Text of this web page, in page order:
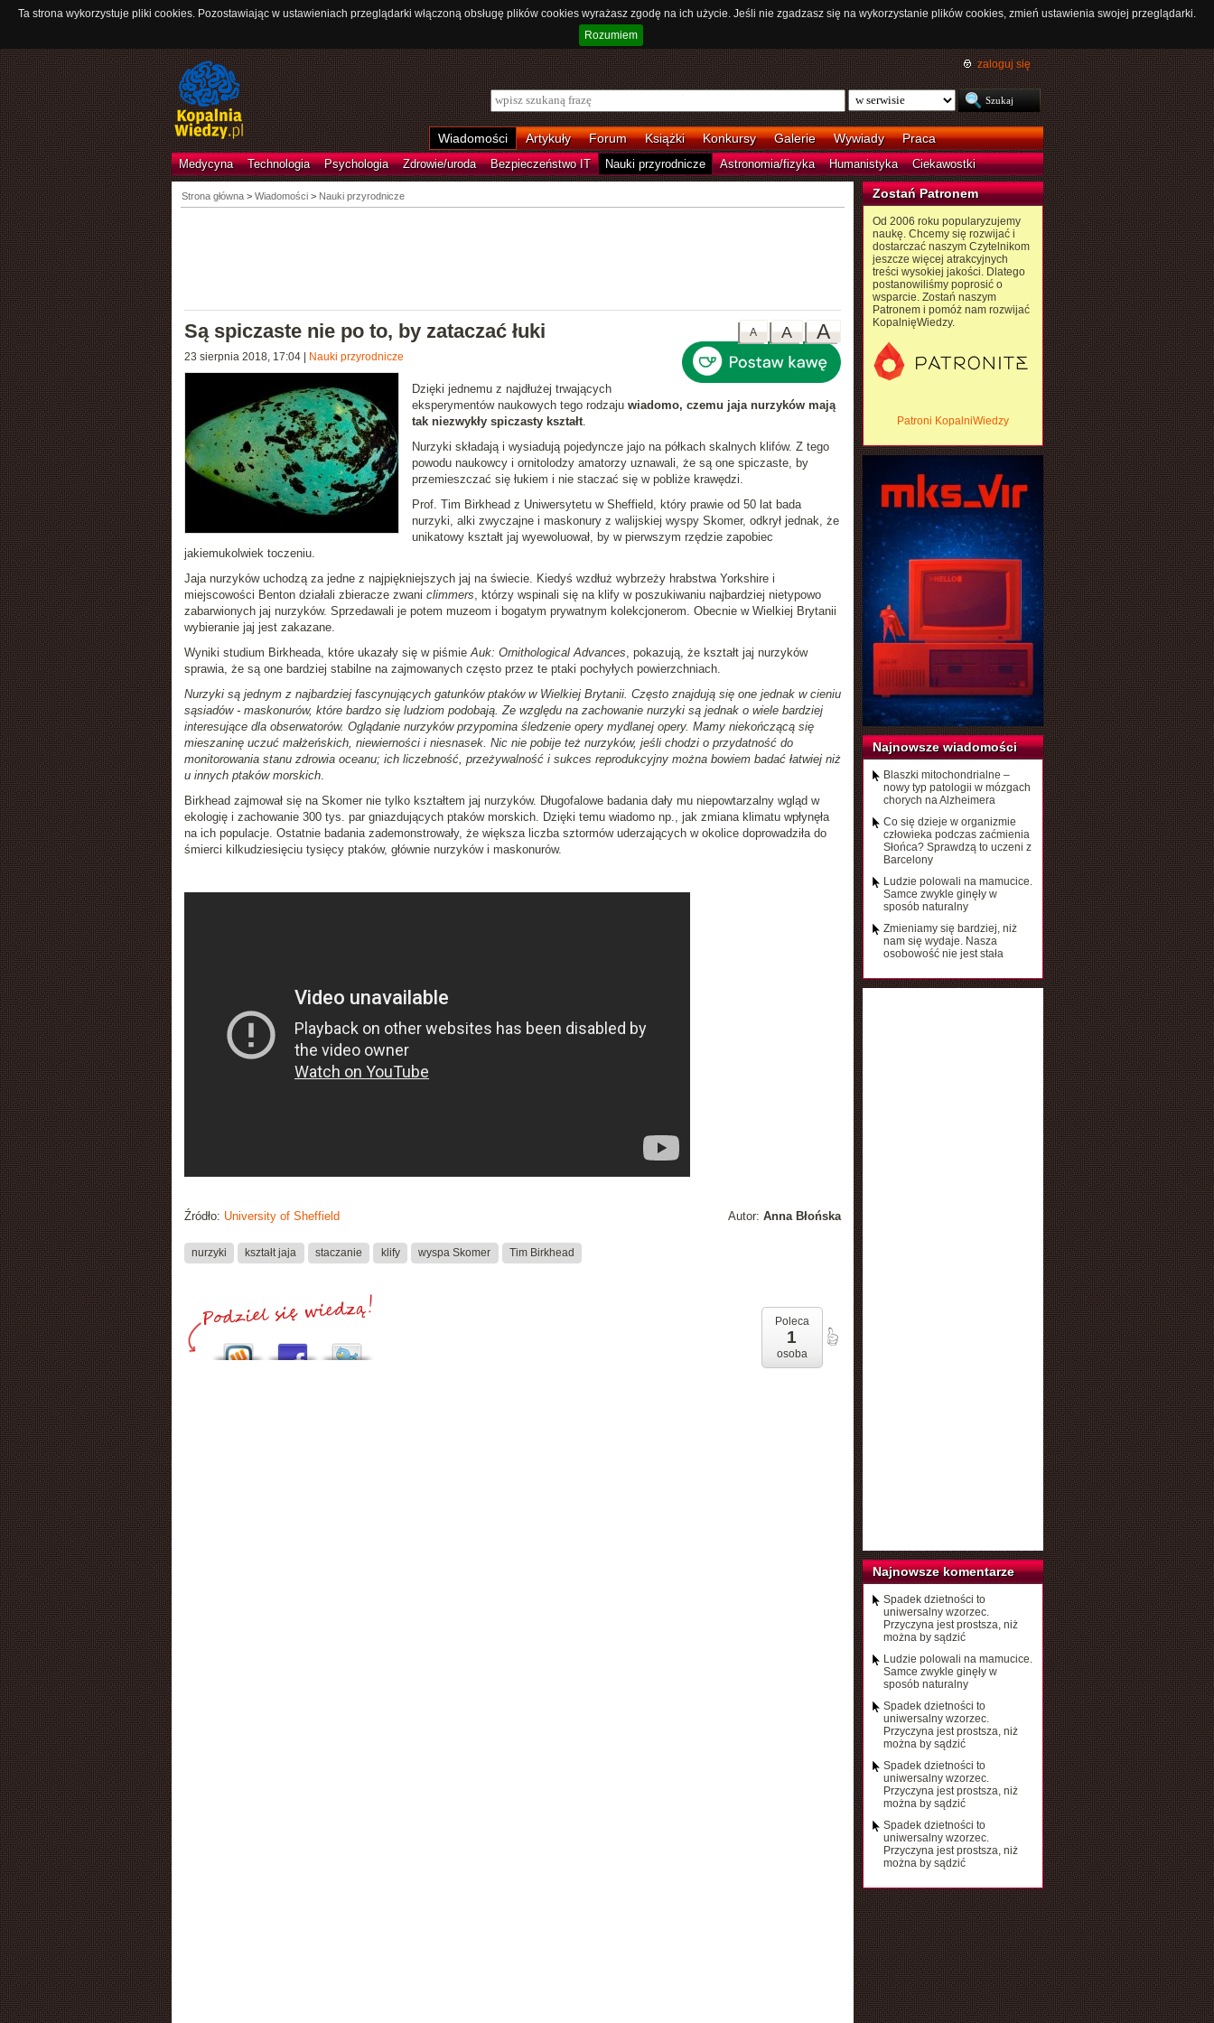
Ta strona wykorzystuje pliki cookies. Pozostawiając w ustawieniach przeglądarki włączoną obsługę plików cookies wyrażasz zgodę na ich użycie. Jeśli nie zgadzasz się na wykorzystanie plików cookies, zmień ustawienia swojej przeglądarki.
Rozumiem
zaloguj się
Wiadomości Artykuły Forum Książki Konkursy Galerie Wywiady Praca
Medycyna Technologia Psychologia Zdrowie/uroda Bezpieczeństwo IT Nauki przyrodnicze Astronomia/fizyka Humanistyka Ciekawostki
Strona główna> Wiadomości > Nauki przyrodnicze
A
A
A
Są spiczaste nie po to, by zataczać łuki
23 sierpnia 2018, 17:04| Nauki przyrodnicze
Dzięki jednemu z najdłużej trwających
eksperymentów naukowych tego rodzaju wiadomo, czemu jaja nurzyków mają
tak niezwykły spiczasty kształt.
Nurzyki składają i wysiadują pojedyncze jajo na półkach skalnych klifów. Z tego
powodu naukowcy i ornitolodzy amatorzy uznawali, że są one spiczaste, by
przemieszczać się łukiem i nie staczać się w pobliże krawędzi.
Prof. Tim Birkhead z Uniwersytetu w Sheffield, który prawie od 50 lat bada
nurzyki, alki zwyczajne i maskonury z walijskiej wyspy Skomer, odkrył jednak, że
unikatowy kształt jaj wyewoluował, by w pierwszym rzędzie zapobiec
jakiemukolwiek toczeniu.
Jaja nurzyków uchodzą za jedne z najpiękniejszych jaj na świecie. Kiedyś wzdłuż wybrzeży hrabstwa Yorkshire i
miejscowości Benton działali zbieracze zwani climmers, którzy wspinali się na klify w poszukiwaniu najbardziej nietypowo
zabarwionych jaj nurzyków. Sprzedawali je potem muzeom i bogatym prywatnym kolekcjonerom. Obecnie w Wielkiej Brytanii
wybieranie jaj jest zakazane.
Wyniki studium Birkheada, które ukazały się w piśmieAuk: Ornithological Advances, pokazują, że kształt jaj nurzyków
sprawia, że są one bardziej stabilne na zajmowanych często przez te ptaki pochyłych powierzchniach.
Nurzyki są jednym z najbardziej fascynujących gatunków ptaków w Wielkiej Brytanii. Często znajdują się one jednak w cieniu
sąsiadów - maskonurów, które bardzo się ludziom podobają. Ze względu na zachowanie nurzyki są jednak o wiele bardziej
interesujące dla obserwatorów. Oglądanie nurzyków przypomina śledzenie opery mydlanej opery. Mamy niekończącą się
mieszaninę uczuć małżeńskich, niewierności i niesnasek. Nic nie pobije też nurzyków, jeśli chodzi o przydatność do
monitorowania stanu zdrowia oceanu; ich liczebność, przeżywalność i sukces reprodukcyjny można bowiem badać łatwiej niż
u innych ptaków morskich.
Birkhead zajmował się na Skomer nie tylko kształtem jaj nurzyków. Długofalowe badania dały mu niepowtarzalny wgląd w
ekologię i zachowanie 300 tys. par gniazdujących ptaków morskich. Dzięki temu wiadomo np., jak zmiana klimatu wpłynęła
na ich populacje. Ostatnie badania zademonstrowały, że większa liczba sztormów uderzających w okolice doprowadziła do
śmierci kilkudziesięciu tysięcy ptaków, głównie nurzyków i maskonurów.
Autor: Anna Błońska
Źródło: University of Sheffield
nurzyki kształt jaja staczanie klify wyspa Skomer Tim Birkhead
Poleca
1
osoba
Zostań Patronem
Od 2006 roku popularyzujemy
naukę. Chcemy się rozwijać i
dostarczać naszym Czytelnikom
jeszcze więcej atrakcyjnych
treści wysokiej jakości. Dlatego
postanowiliśmy poprosić o
wsparcie. Zostań naszym
Patronem i pomóż nam rozwijać
KopalnięWiedzy.
Patroni KopalniWiedzy
Najnowsze wiadomości
Blaszki mitochondrialne –
nowy typ patologii w mózgach
chorych na Alzheimera
Co się dzieje w organizmie
człowieka podczas zaćmienia
Słońca? Sprawdzą to uczeni z
Barcelony
Ludzie polowali na mamucice.
Samce zwykle ginęły w
sposób naturalny
Zmieniamy się bardziej, niż
nam się wydaje. Nasza
osobowość nie jest stała
Najnowsze komentarze
Spadek dzietności to
uniwersalny wzorzec.
Przyczyna jest prostsza, niż
można by sądzić
Ludzie polowali na mamucice.
Samce zwykle ginęły w
sposób naturalny
Spadek dzietności to
uniwersalny wzorzec.
Przyczyna jest prostsza, niż
można by sądzić
Spadek dzietności to
uniwersalny wzorzec.
Przyczyna jest prostsza, niż
można by sądzić
Spadek dzietności to
uniwersalny wzorzec.
Przyczyna jest prostsza, niż
można by sądzić